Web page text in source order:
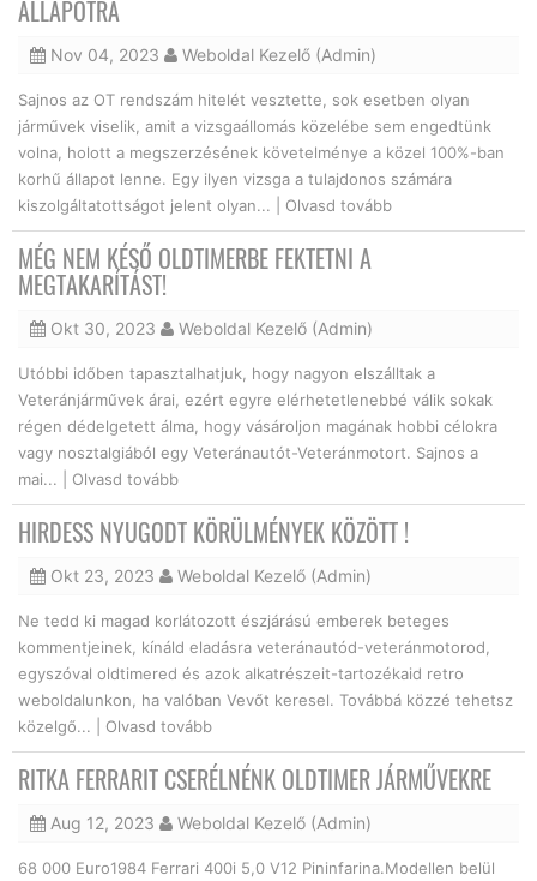
ÁLLAPOTRA
Nov 04, 2023 Weboldal Kezelő (Admin)
Sajnos az OT rendszám hitelét vesztette, sok esetben olyan
járművek viselik, amit a vizsgaállomás közelébe sem engedtünk
volna, holott a megszerzésének követelménye a közel 100%-ban
korhű állapot lenne. Egy ilyen vizsga a tulajdonos számára
kiszolgáltatottságot jelent olyan... | Olvasd tovább
MÉG NEM KÉSŐ OLDTIMERBE FEKTETNI A
MEGTAKARÍTÁST!
Okt 30, 2023 Weboldal Kezelő (Admin)
Utóbbi időben tapasztalhatjuk, hogy nagyon elszálltak a
Veteránjárművek árai, ezért egyre elérhetetlenebbé válik sokak
régen dédelgetett álma, hogy vásároljon magának hobbi célokra
vagy nosztalgiából egy Veteránautót-Veteránmotort. Sajnos a
mai... | Olvasd tovább
HIRDESS NYUGODT KÖRÜLMÉNYEK KÖZÖTT !
Okt 23, 2023 Weboldal Kezelő (Admin)
Ne tedd ki magad korlátozott észjárású emberek beteges
kommentjeinek, kínáld eladásra veteránautód-veteránmotorod,
egyszóval oldtimered és azok alkatrészeit-tartozékaid retro
weboldalunkon, ha valóban Vevőt keresel. Továbbá közzé tehetsz
közelgő... | Olvasd tovább
RITKA FERRARIT CSERÉLNÉNK OLDTIMER JÁRMŰVEKRE
Aug 12, 2023 Weboldal Kezelő (Admin)
68 000 Euro1984 Ferrari 400i 5,0 V12 Pininfarina.Modellen belül